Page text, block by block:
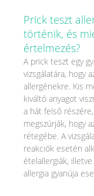
Prick teszt
történik, és
értelmezés?
A prick teszt egy
vizsgálatára, hogy
allergénekre. Kis
kiváltó anyagot
a hát felső
megszúrják, hogy
rétegébe. A
reakciók esetén
ételallergiák,
allergia gyanúja